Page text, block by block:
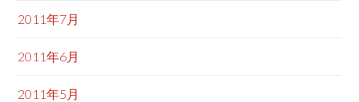
2011年7月
2011年6月
2011年5月